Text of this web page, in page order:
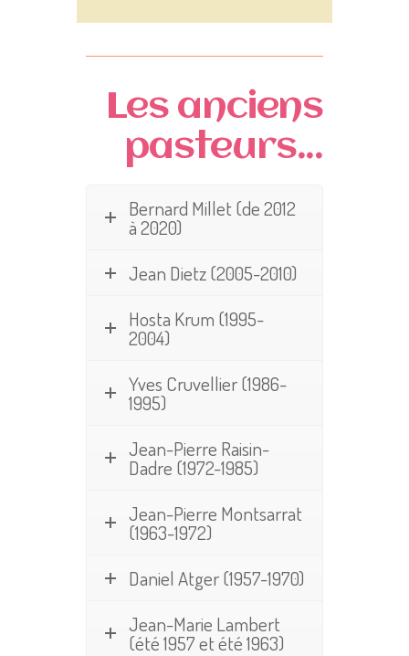
Les anciens
pasteurs...
Bernard Millet (de 2012
à 2020)
Jean Dietz (2005-2010)
Hosta Krum (1995-
2004)
Yves Cruvellier (1986-
1995)
Jean-Pierre Raisin-
Dadre (1972-1985)
Jean-Pierre Montsarrat
(1963-1972)
Daniel Atger (1957-1970)
Jean-Marie Lambert
(été 1957 et été 1963)